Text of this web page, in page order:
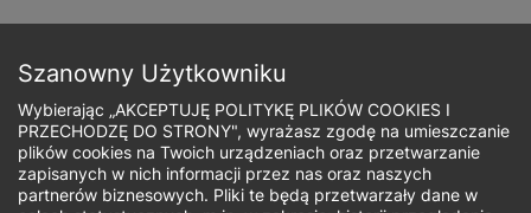
treści
Szanowny Użytkowniku
Wybierając „AKCEPTUJĘ POLITYKĘ PLIKÓW COOKIES I
PRZECHODZĘ DO STRONY", wyrażasz zgodę na umieszczanie
plików cookies na Twoich urządzeniach oraz przetwarzanie
zapisanych w nich informacji przez nas oraz naszych
partnerów biznesowych. Pliki te będą przetwarzały dane w